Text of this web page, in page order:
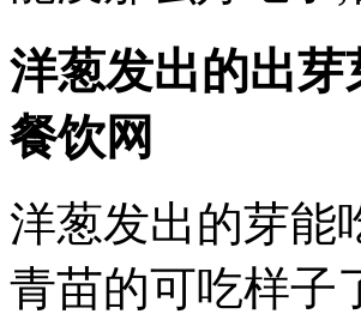
洋葱发出的出
餐饮网
洋葱发出的芽能
青苗的可吃样子